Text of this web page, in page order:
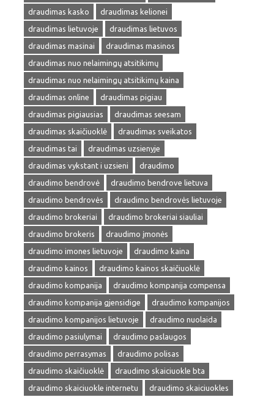
draudimas kasko
draudimas kelionei
draudimas lietuvoje
draudimas lietuvos
draudimas masinai
draudimas masinos
draudimas nuo nelaimingų atsitikimų
draudimas nuo nelaimingų atsitikimų kaina
draudimas online
draudimas pigiau
draudimas pigiausias
draudimas seesam
draudimas skaičiuoklė
draudimas sveikatos
draudimas tai
draudimas uzsienyje
draudimas vykstant i uzsieni
draudimo
draudimo bendrovė
draudimo bendrove lietuva
draudimo bendrovės
draudimo bendrovės lietuvoje
draudimo brokeriai
draudimo brokeriai siauliai
draudimo brokeris
draudimo įmonės
draudimo imones lietuvoje
draudimo kaina
draudimo kainos
draudimo kainos skaičiuoklė
draudimo kompanija
draudimo kompanija compensa
draudimo kompanija gjensidige
draudimo kompanijos
draudimo kompanijos lietuvoje
draudimo nuolaida
draudimo pasiulymai
draudimo paslaugos
draudimo perrasymas
draudimo polisas
draudimo skaičiuoklė
draudimo skaiciuokle bta
draudimo skaiciuokle internetu
draudimo skaiciuokles